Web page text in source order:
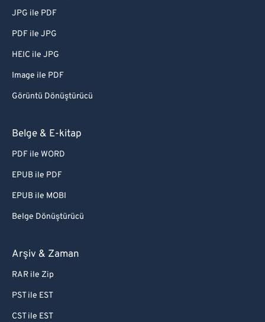
JPG ile PDF
PDF ile JPG
HEIC ile JPG
Image ile PDF
Görüntü Dönüştürücü
Belge & E-kitap
PDF ile WORD
EPUB ile PDF
EPUB ile MOBI
Belge Dönüştürücü
Arşiv & Zaman
RAR ile Zip
PST ile EST
CST ile EST